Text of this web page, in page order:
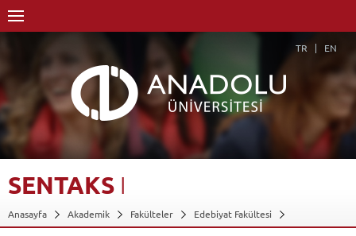
TR EN
SENTAKS I
Anasayfa Akademik Fakülteler
Edebiyat Fakültesi